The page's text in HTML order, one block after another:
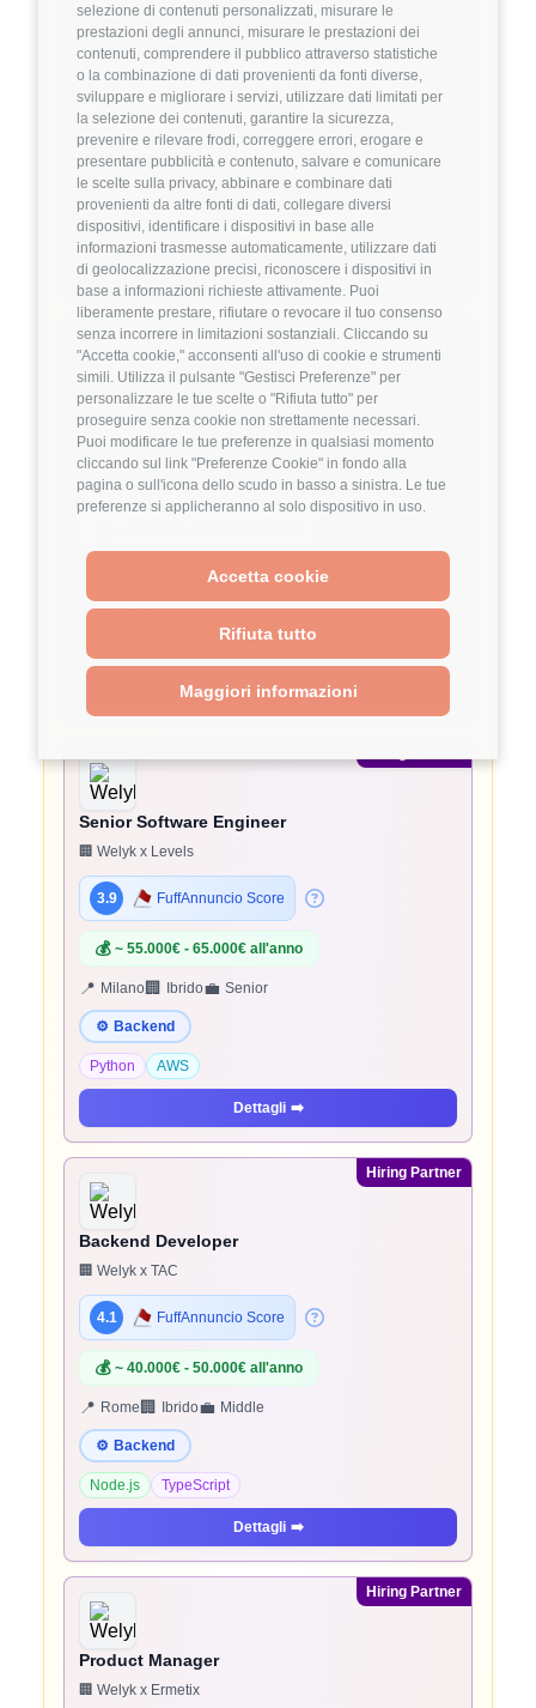
selezione di contenuti personalizzati, misurare le
prestazioni degli annunci, misurare le prestazioni dei
contenuti, comprendere il pubblico attraverso statistiche
o la combinazione di dati provenienti da fonti diverse,
sviluppare e migliorare i servizi, utilizzare dati limitati per
la selezione dei contenuti, garantire la sicurezza,
prevenire e rilevare frodi, correggere errori, erogare e
presentare pubblicità e contenuto, salvare e comunicare
le scelte sulla privacy, abbinare e combinare dati
provenienti da altre fonti di dati, collegare diversi
dispositivi, identificare i dispositivi in base alle
informazioni trasmesse automaticamente, utilizzare dati
di geolocalizzazione precisi, riconoscere i dispositivi in
base a informazioni richieste attivamente. Puoi
liberamente prestare, rifiutare o revocare il tuo consenso
senza incorrere in limitazioni sostanziali. Cliccando su
"Accetta cookie," acconsenti all'uso di cookie e strumenti
simili. Utilizza il pulsante "Gestisci Preferenze" per
personalizzare le tue scelte o "Rifiuta tutto" per
proseguire senza cookie non strettamente necessari.
Puoi modificare le tue preferenze in qualsiasi momento
cliccando sul link "Preferenze Cookie" in fondo alla
pagina o sull'icona dello scudo in basso a sinistra. Le tue
preferenze si applicheranno al solo dispositivo in uso.
Accetta cookie
Rifiuta tutto
Maggiori informazioni
🏢 Welyk x Hinto Group
3.9 FuffAnnuncio Score
💰 ~ 38.000€ - 42.000€ all'anno
🏢 Full-Remote💼 Middle/Senior
👔 Management
Project Management IT Consulting
Dettagli ➡️
Hiring Partner
Senior AI Engineer
🏢 Welyk x Talentware
3.9 FuffAnnuncio Score
💼 Senior
⚙️ Backend
Dettagli ➡️
Senior Software Engineer
🏢 Welyk x Levels
3.9 FuffAnnuncio Score
💰 ~ 55.000€ - 65.000€ all'anno
📍 Milano🏢 Ibrido💼 Senior
⚙️ Backend
Python AWS
Dettagli ➡️
Hiring Partner
Backend Developer
🏢 Welyk x TAC
4.1 FuffAnnuncio Score
💰 ~ 40.000€ - 50.000€ all'anno
📍 Rome 🏢 Ibrido💼 Middle
⚙️ Backend
Node.js TypeScript
Dettagli ➡️
Hiring Partner
Product Manager
🏢 Welyk x Ermetix